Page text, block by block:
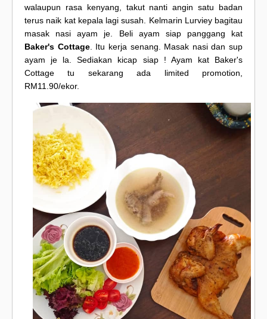
walaupun rasa kenyang, takut nanti angin satu badan
terus naik kat kepala lagi susah. Kelmarin Lurviey bagitau
masak nasi ayam je. Beli ayam siap panggang kat
Baker's Cottage. Itu kerja senang. Masak nasi dan sup
ayam je la. Sediakan kicap siap ! Ayam kat Baker's
Cottage tu sekarang ada limited promotion,
RM11.90/ekor.